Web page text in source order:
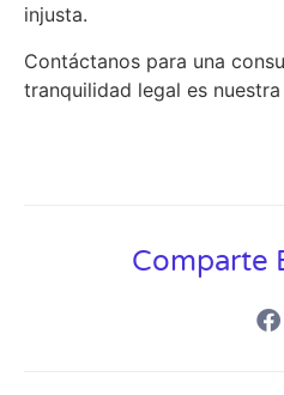
injusta.
Contáctanos para una
tranquilidad legal es
Comparte